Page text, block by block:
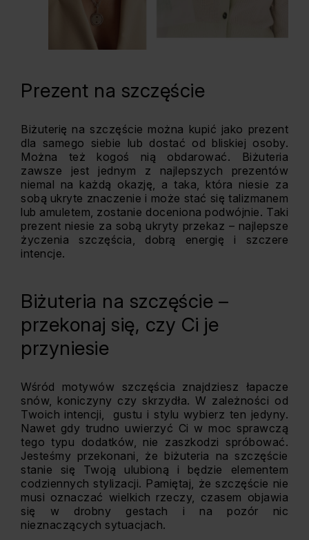
Prezent na szczęście
Biżuterię na szczęście można kupić jako prezent
dla samego siebie lub dostać od bliskiej osoby.
Można też kogoś nią obdarować. Biżuteria
zawsze jest jednym z najlepszych prezentów
niemal na każdą okazję, a taka, która niesie za
sobą ukryte znaczenie i może stać się talizmanem
lub amuletem, zostanie doceniona podwójnie. Taki
prezent niesie za sobą ukryty przekaz – najlepsze
życzenia szczęścia, dobrą energię i szczere
intencje.
Biżuteria na szczęście –
przekonaj się, czy Ci je
przyniesie
Wśród motywów szczęścia znajdziesz łapacze
snów, koniczyny czy skrzydła. W zależności od
Twoich intencji, gustu i stylu wybierz ten jedyny.
Nawet gdy trudno uwierzyć Ci w moc sprawczą
tego typu dodatków, nie zaszkodzi spróbować.
Jesteśmy przekonani, że biżuteria na szczęście
stanie się Twoją ulubioną i będzie elementem
codziennych stylizacji. Pamiętaj, że szczęście nie
musi oznaczać wielkich rzeczy, czasem objawia
się w drobny gestach i na pozór nic
nieznaczących sytuacjach.